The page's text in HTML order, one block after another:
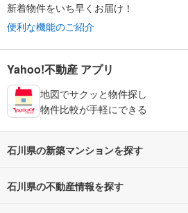
新着物件をいち早くお届け！
便利な機能のご紹介
Yahoo!不動産 アプリ
地図でサクッと物件探し
物件比較が手軽にできる
石川県の新築マンションを探す
路線・駅から探す
石川県の不動産情報を探す